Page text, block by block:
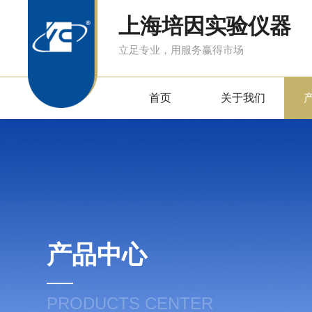
上海培因实验仪器
立足专业，用服务赢得市场
首页 关于我们
产品中心
PRODUCTS CENTER